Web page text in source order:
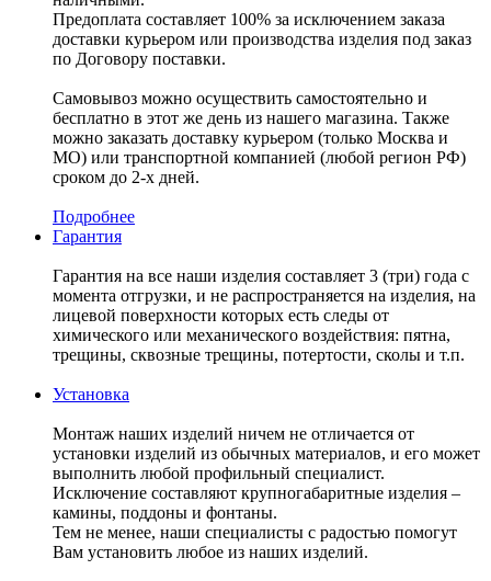
Предоплата составляет 100% за исключением заказа
доставки курьером или производства изделия под заказ
по Договору поставки.
Самовывоз можно осуществить самостоятельно и
бесплатно в этот же день из нашего магазина. Также
можно заказать доставку курьером (только Москва и
МО) или транспортной компанией (любой регион РФ)
сроком до 2-х дней.
Подробнее
Гарантия
Гарантия на все наши изделия составляет 3 (три) года с
момента отгрузки, и не распространяется на изделия, на
лицевой поверхности которых есть следы от
химического или механического воздействия: пятна,
трещины, сквозные трещины, потертости, сколы и т.п.
Установка
Монтаж наших изделий ничем не отличается от
установки изделий из обычных материалов, и его может
выполнить любой профильный специалист.
Исключение составляют крупногабаритные изделия –
камины, поддоны и фонтаны.
Тем не менее, наши специалисты с радостью помогут
Вам установить любое из наших изделий.